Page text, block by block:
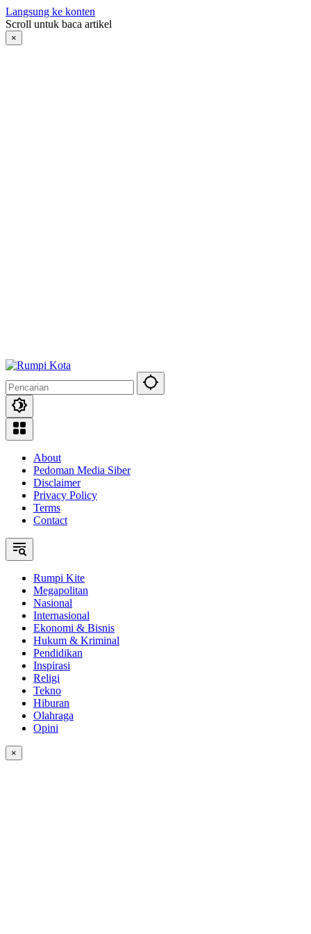
Langsung ke konten
Scroll untuk baca artikel
×
About
Pedoman Media Siber
Disclaimer
Privacy Policy
Terms
Contact
Rumpi Kite
Megapolitan
Nasional
Internasional
Ekonomi & Bisnis
Hukum & Kriminal
Pendidikan
Inspirasi
Religi
Tekno
Hiburan
Olahraga
Opini
×